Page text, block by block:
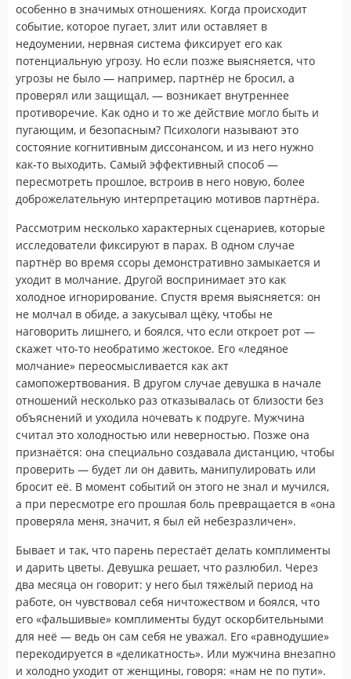
особенно в значимых отношениях. Когда происходит
событие, которое пугает, злит или оставляет в
недоумении, нервная система фиксирует его как
потенциальную угрозу. Но если позже выясняется, что
угрозы не было — например, партнёр не бросил, а
проверял или защищал, — возникает внутреннее
противоречие. Как одно и то же действие могло быть и
пугающим, и безопасным? Психологи называют это
состояние когнитивным диссонансом, и из него нужно
как-то выходить. Самый эффективный способ —
пересмотреть прошлое, встроив в него новую, более
доброжелательную интерпретацию мотивов партнёра.
Рассмотрим несколько характерных сценариев, которые
исследователи фиксируют в парах. В одном случае
партнёр во время ссоры демонстративно замыкается и
уходит в молчание. Другой воспринимает это как
холодное игнорирование. Спустя время выясняется: он
не молчал в обиде, а закусывал щёку, чтобы не
наговорить лишнего, и боялся, что если откроет рот —
скажет что-то необратимо жестокое. Его «ледяное
молчание» переосмысливается как акт
самопожертвования. В другом случае девушка в начале
отношений несколько раз отказывалась от близости без
объяснений и уходила ночевать к подруге. Мужчина
считал это холодностью или неверностью. Позже она
признаётся: она специально создавала дистанцию, чтобы
проверить — будет ли он давить, манипулировать или
бросит её. В момент событий он этого не знал и мучился,
а при пересмотре его прошлая боль превращается в «она
проверяла меня, значит, я был ей небезразличен».
Бывает и так, что парень перестаёт делать комплименты
и дарить цветы. Девушка решает, что разлюбил. Через
два месяца он говорит: у него был тяжёлый период на
работе, он чувствовал себя ничтожеством и боялся, что
его «фальшивые» комплименты будут оскорбительными
для неё — ведь он сам себя не уважал. Его «равнодушие»
перекодируется в «деликатность». Или мужчина внезапно
и холодно уходит от женщины, говоря: «нам не по пути».